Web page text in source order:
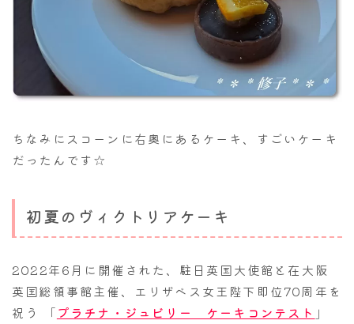
ちなみにスコーンに右奥にあるケーキ、すごいケーキ
だったんです☆
初夏のヴィクトリアケーキ
2022年6月に開催された、駐日英国大使館と在大阪
英国総領事館主催、エリザベス女王陛下即位70周年を
祝う 「プラチナ・ジュビリー ケーキコンテスト 」